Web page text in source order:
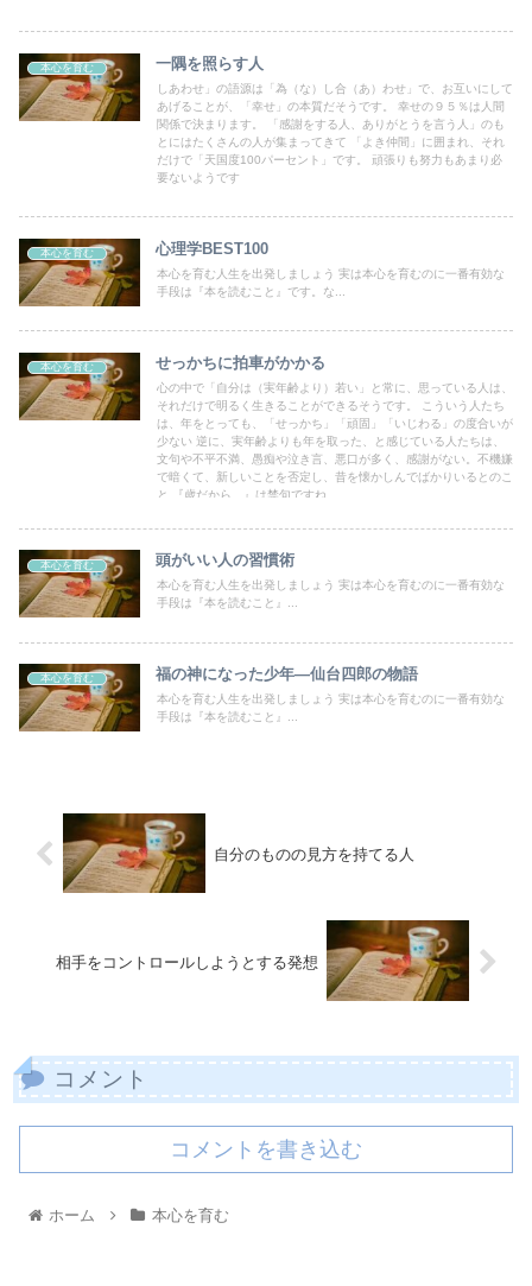
本心を育む 一隅を照らす人
しあわせ」の語源は「為（な）し合（あ）わせ」で、お互いにして
あげることが、「幸せ」の本質だそうです。 幸せの９５％は人間
関係で決まります。 「感謝をする人、ありがとうを言う人」のも
とにはたくさんの人が集まってきて 「よき仲間」に囲まれ、それ
だけで「天国度100パーセント」です。 頑張りも努力もあまり必
要ないようです
本心を育む 心理学BEST100
本心を育む人生を出発しましょう 実は本心を育むのに一番有効な
手段は『本を読むこと』です。な...
本心を育む せっかちに拍車がかかる
心の中で「自分は（実年齢より）若い」と常に、思っている人は、
それだけで明るく生きることができるそうです。 こういう人たち
は、年をとっても、「せっかち」「頑固」「いじわる」の度合いが
少ない 逆に、実年齢よりも年を取った、と感じている人たちは、
文句や不平不満、愚痴や泣き言、悪口が多く、感謝がない。不機嫌
で暗くて、新しいことを否定し、昔を懐かしんでばかりいるとのこ
と 『歳だから…』は禁句ですね
本心を育む 頭がいい人の習慣術
本心を育む人生を出発しましょう 実は本心を育むのに一番有効な
手段は『本を読むこと』...
本心を育む 福の神になった少年―仙台四郎の物語
本心を育む人生を出発しましょう 実は本心を育むのに一番有効な
手段は『本を読むこと』...
自分のものの見方を持てる人
相手をコントロールしようとする発想
コメント
コメントを書き込む
ホーム 本心を育む